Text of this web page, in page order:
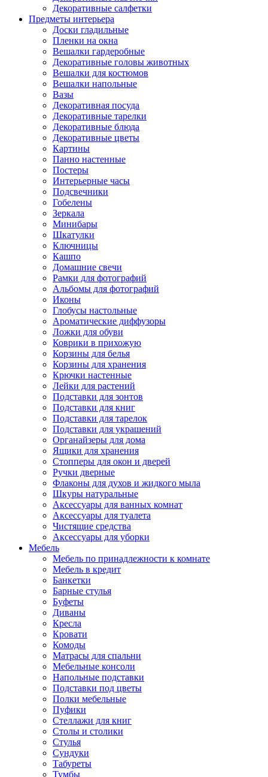
Декоративные салфетки
Предметы интерьера
Доски гладильные
Пленки на окна
Вешалки гардеробные
Декоративные головы животных
Вешалки для костюмов
Вешалки напольные
Вазы
Декоративная посуда
Декоративные тарелки
Декоративные блюда
Декоративные цветы
Картины
Панно настенные
Постеры
Интерьерные часы
Подсвечники
Гобелены
Зеркала
Минибары
Шкатулки
Ключницы
Кашпо
Домашние свечи
Рамки для фотографий
Альбомы для фотографий
Иконы
Глобусы настольные
Ароматические диффузоры
Ложки для обуви
Коврики в прихожую
Корзины для белья
Корзины для хранения
Крючки настенные
Лейки для растений
Подставки для зонтов
Подставки для книг
Подставки для тарелок
Подставки для украшений
Органайзеры для дома
Ящики для хранения
Стопперы для окон и дверей
Ручки дверные
Флаконы для духов и жидкого мыла
Шкуры натуральные
Аксессуары для ванных комнат
Аксессуары для туалета
Чистящие средства
Аксессуары для уборки
Мебель
Мебель по принадлежности к комнате
Мебель в кредит
Банкетки
Барные стулья
Буфеты
Диваны
Кресла
Кровати
Комоды
Матрасы для спальни
Мебельные консоли
Напольные подставки
Подставки под цветы
Полки мебельные
Пуфики
Стеллажи для книг
Столы и столики
Стулья
Сундуки
Табуреты
Тумбы